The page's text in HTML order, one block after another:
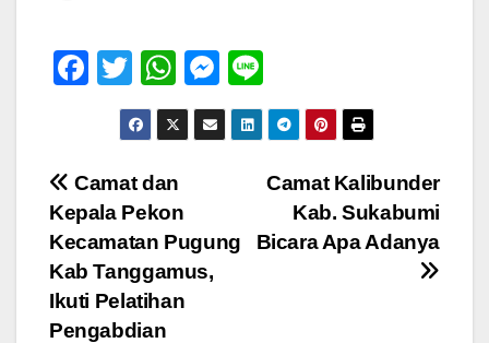
F
e
b
o
o
k
T
wi
tt
er
W
h
at
s
A
p
p
M
e
ss
g
n
e
Navigasi
pos
Camat Kalibunder
Kab. Sukabumi
Bicara Apa Adanya
Camat dan
Kepala Pekon
Kecamatan Pugung
Kab Tanggamus,
Ikuti Pelatihan
Pengabdian